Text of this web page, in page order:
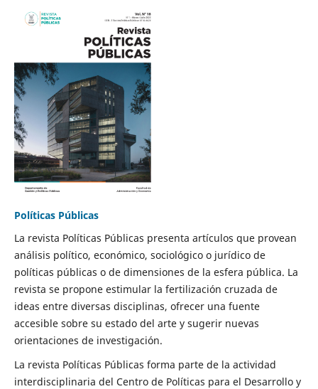
Políticas Públicas
La revista Políticas Públicas presenta artículos que provean
análisis político, económico, sociológico o jurídico de
políticas públicas o de dimensiones de la esfera pública. La
revista se propone estimular la fertilización cruzada de
ideas entre diversas disciplinas, ofrecer una fuente
accesible sobre su estado del arte y sugerir nuevas
orientaciones de investigación.
La revista Políticas Públicas forma parte de la actividad
interdisciplinaria del Centro de Políticas para el Desarrollo y